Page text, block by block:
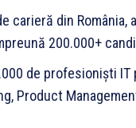
carieră din
200.000+
de profesioniști IT
Product